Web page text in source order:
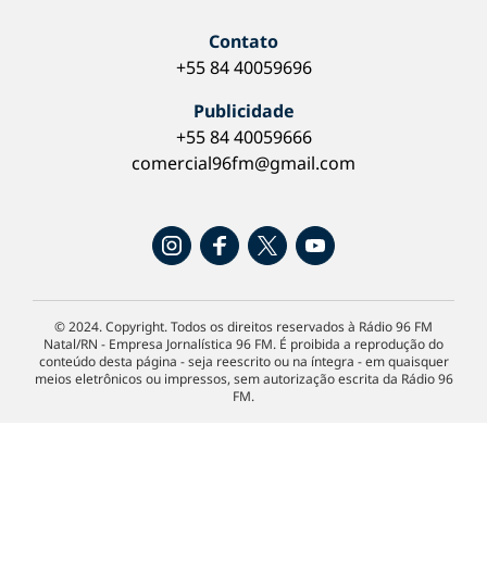
Contato
+55 84 40059696
Publicidade
+55 84 40059666
comercial96fm@gmail.com
© 2024. Copyright. Todos os direitos reservados à Rádio 96 FM
Natal/RN - Empresa Jornalística 96 FM. É proibida a reprodução do
conteúdo desta página - seja reescrito ou na íntegra - em quaisquer
meios eletrônicos ou impressos, sem autorização escrita da Rádio 96
FM.